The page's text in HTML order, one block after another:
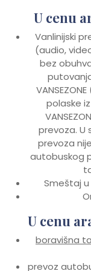
U cenu
Vanlinijski
(audio,
bez
polaske
prevoza. U
prevoza
autobuskog
Smeštaj
U cenu
boravišna
prevoz